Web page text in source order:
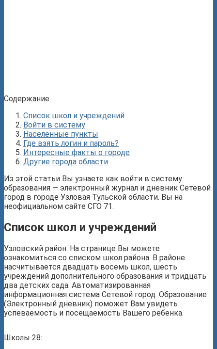
Содержание
Список школ и учреждений
Войти в систему
Населенные пункты
Где взять логин и пароль?
Интересные факты о городе
Другие города области
Из этой статьи Вы узнаете как войти в систему
образования — электронный журнал и дневник Сетевой
город в городе Узловая Тульской области. Вы на
неофициальном сайте СГО 71.
Список школ и учреждений
Узловский район. На странице Вы можете
ознакомиться со списком школ района. В районе
насчитывается двадцать восемь школ, шесть
учреждений дополнительного образования и тридцать
два детских сада. Автоматизированная
информационная система Сетевой город. Образование
(Электронный дневник) поможет Вам увидеть
успеваемость и посещаемость Вашего ребенка.
Школы 28: